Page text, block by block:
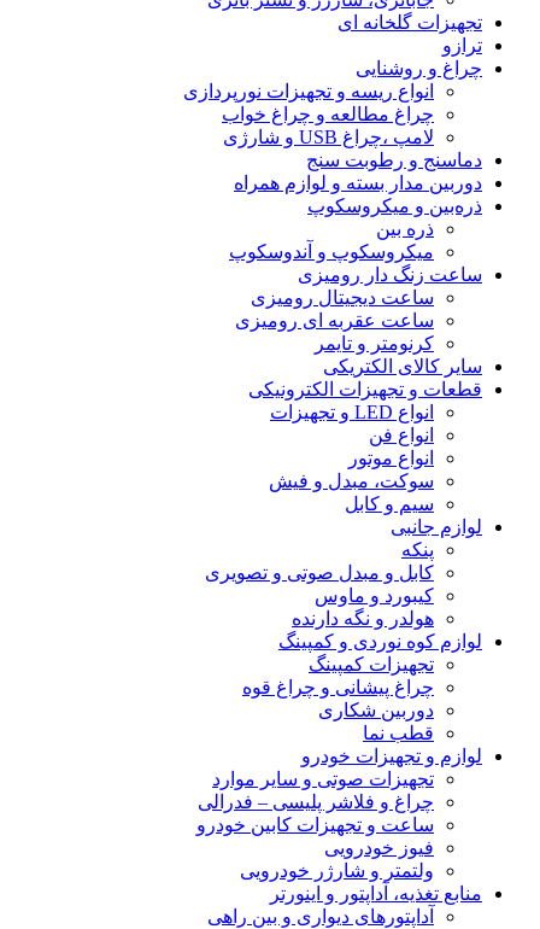
تجهیزات گلخانه ای
ترازو
چراغ و روشنایی
انواع ریسه و تجهیزات نورپردازی
چراغ مطالعه و چراغ خواب
لامپ ،چراغ USB و شارژی
دماسنج و رطوبت سنج
دوربین مدار بسته و لوازم همراه
ذره‌بین و میکروسکوپ
ذره بین
میکروسکوپ و آندوسکوپ
ساعت زنگ دار رومیزی
ساعت دیجیتال رومیزی
ساعت عقربه ای رومیزی
کرنومتر و تایمر
سایر کالای الکتریکی
قطعات و تجهیزات الکترونیکی
انواع LED و تجهیزات
انواع فن
انواع موتور
سوکت، مبدل و فیش
سیم و کابل
لوازم جانبی
پنکه
کابل و مبدل صوتی و تصویری
کیبورد و ماوس
هولدر و نگه دارنده
لوازم کوه نوردی و کمپینگ
تجهیزات کمپینگ
چراغ پیشانی و چراغ قوه
دوربین شکاری
قطب نما
لوازم و تجهیزات خودرو
تجهیزات صوتی و سایر موارد
چراغ و فلاشر پلیسی – فدرالی
ساعت و تجهیزات کابین خودرو
فیوز خودرویی
ولتمتر و شارژر خودرویی
منابع تغذیه، آداپتور و اینورتر
آداپتورهای دیواری و بین راهی